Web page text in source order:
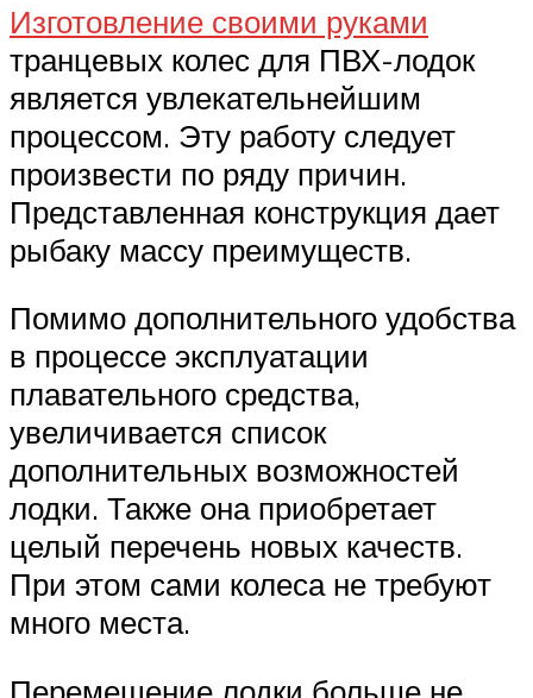
Изготовление своими руками
транцевых колес для ПВХ-лодок
является увлекательнейшим
процессом. Эту работу следует
произвести по ряду причин.
Представленная конструкция дает
рыбаку массу преимуществ.
Помимо дополнительного удобства
в процессе эксплуатации
плавательного средства,
увеличивается список
дополнительных возможностей
лодки. Также она приобретает
целый перечень новых качеств.
При этом сами колеса не требуют
много места.